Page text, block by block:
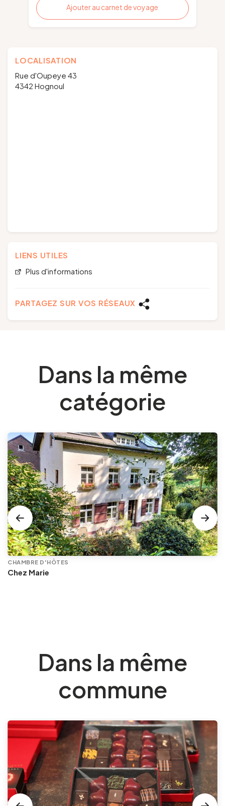
Ajouter au carnet de voyage
LOCALISATION
Rue d'Oupeye 43
4342 Hognoul
LIENS UTILES
Plus d'informations
PARTAGEZ SUR VOS RÉSEAUX
Dans la même
catégorie
CHAMBRE D'HÔTES
Chez Marie
Dans la même
commune